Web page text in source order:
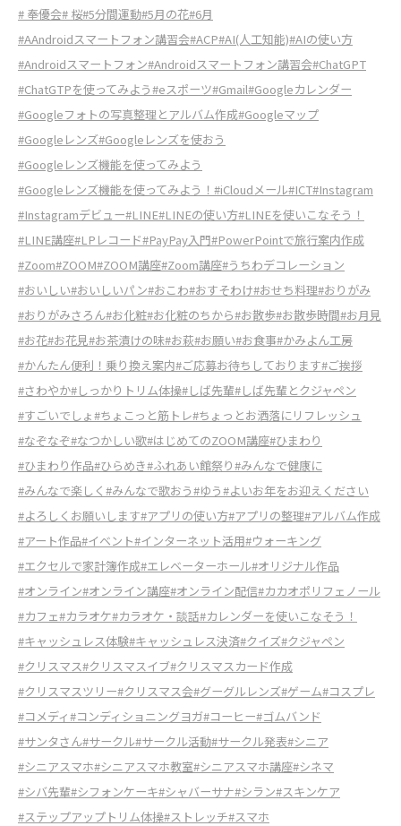
# 奉優会# 桜#5分間運動#5月の花#6月
#AAndroidスマートフォン講習会#ACP#AI(人工知能)#AIの使い方
#Androidスマートフォン#Androidスマートフォン講習会#ChatGPT
#ChatGTPを使ってみよう#eスポーツ#Gmail#Googleカレンダー
#Googleフォトの写真整理とアルバム作成#Googleマップ
#Googleレンズ#Googleレンズを使おう
#Googleレンズ機能を使ってみよう
#Googleレンズ機能を使ってみよう！ #iCloudメール#ICT#Instagram
#Instagramデビュー#LINE#LINEの使い方#LINEを使いこなそう！
#LINE講座#LPレコード#PayPay入門#PowerPointで旅行案内作成
#Zoom#ZOOM#ZOOM講座#Zoom講座#うちわデコレーション
#おいしい#おいしいパン#おこわ#おすそわけ#おせち料理#おりがみ
#おりがみさろん#お化粧#お化粧のちから#お散歩#お散歩時間#お月見
#お花#お花見#お茶漬けの味#お萩#お願い#お食事#かみよん工房
#かんたん便利！乗り換え案内#ご応募お待ちしております#ご挨拶
#さわやか#しっかりトリム体操#しば先輩#しば先輩とクジャペン
#すごいでしょ#ちょこっと筋トレ#ちょっとお洒落にリフレッシュ
#なぞなぞ#なつかしい歌#はじめてのZOOM講座#ひまわり
#ひまわり作品#ひらめき#ふれあい館祭り#みんなで健康に
#みんなで楽しく #みんなで歌おう#ゆう#よいお年をお迎えください
#よろしくお願いします#アプリの使い方#アプリの整理#アルバム作成
#アート作品#イベント#インターネット活用#ウォーキング
#エクセルで家計簿作成#エレベーターホール#オリジナル作品
#オンライン#オンライン講座#オンライン配信#カカオポリフェノール
#カフェ#カラオケ#カラオケ・談話#カレンダーを使いこなそう！
#キャッシュレス体験#キャッシュレス決済#クイズ#クジャペン
#クリスマス#クリスマスイブ#クリスマスカード作成
#クリスマスツリー#クリスマス会#グーグルレンズ#ゲーム#コスプレ
#コメディ#コンディショニングヨガ#コーヒー#ゴムバンド
#サンタさん#サークル#サークル活動#サークル発表#シニア
#シニアスマホ#シニアスマホ教室#シニアスマホ講座#シネマ
#シバ先輩#シフォンケーキ#シャバーサナ#シラン#スキンケア
#ステップアップトリム体操#ストレッチ#スマホ